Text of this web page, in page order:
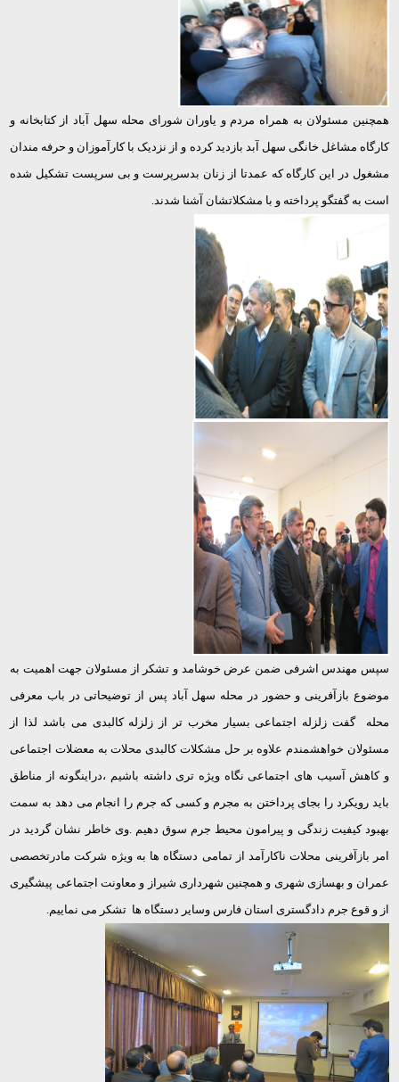
همچنین مسئولان به همراه مردم و یاوران شورای محله سهل آباد از کتابخانه و
کارگاه مشاغل خانگی سهل آبد بازدید کرده و از نزدیک با کارآموزان و حرفه مندان
مشغول در این کارگاه که عمدتا از زنان بدسرپرست و بی سرپست تشکیل شده
است به گفتگو پرداخته و با مشکلاتشان آشنا شدند.
سپس مهندس اشرفی ضمن عرض خوشامد و تشکر از مسئولان جهت اهمیت به
موضوع بازآفرینی و حضور در محله سهل آباد پس از توضیحاتی در باب معرفی
محله گفت زلزله اجتماعی بسیار مخرب تر از زلزله کالبدی می باشد لذا از
مسئولان خواهشمندم علاوه بر حل مشکلات کالبدی محلات به معضلات اجتماعی
و کاهش آسیب های اجتماعی نگاه ویژه تری داشته باشیم ،دراینگونه از مناطق
باید رویکرد را بجای پرداختن به مجرم و کسی که جرم را انجام می دهد به سمت
بهبود کیفیت زندگی و پیرامون محیط جرم سوق دهیم .وی خاطر نشان گردید در
امر بازآفرینی محلات ناکارآمد از تمامی دستگاه ها به ویژه شرکت مادرتخصصی
عمران و بهسازی شهری و همچنین شهرداری شیراز و معاونت اجتماعی پیشگیری
از و قوع جرم دادگستری استان فارس وسایر دستگاه ها تشکر می نماییم.